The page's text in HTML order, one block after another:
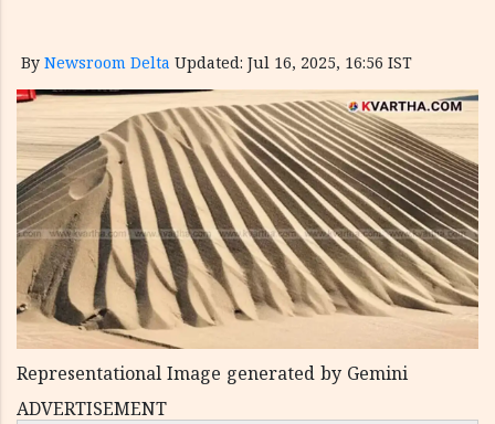
By Newsroom Delta Updated: Jul 16, 2025, 16:56 IST
Representational Image generated by Gemini
ADVERTISEMENT